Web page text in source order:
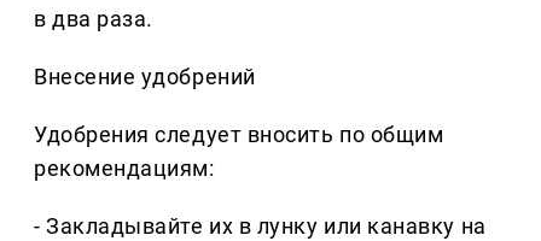
в два раза.
Внесение удобрений
Удобрения следует вносить по общим
рекомендациям:
- Закладывайте их в лунку или канавку на